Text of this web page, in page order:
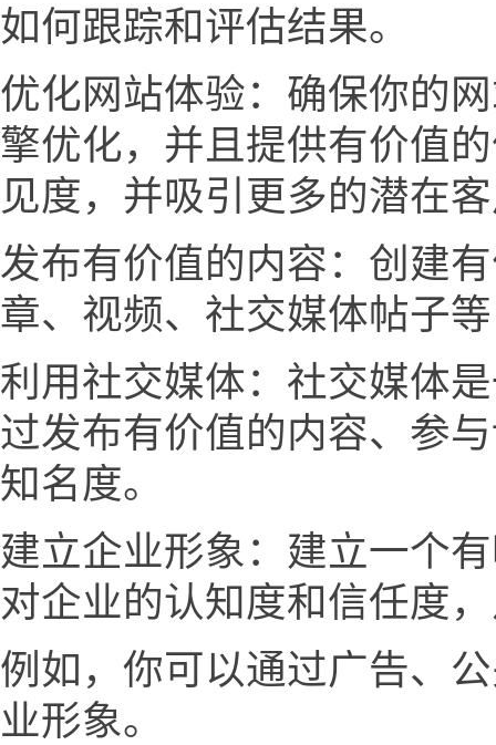
如何跟踪和评估结果。
优化网站体验：确保你的
擎优化，并且提供有价值
见度，并吸引更多的潜在
发布有价值的内容：创建
章、视频、社交媒体帖子
利用社交媒体：社交媒体
过发布有价值的内容、参
知名度。
建立企业形象：建立一个
对企业的认知度和信任度
例如，你可以通过广告、
业形象。